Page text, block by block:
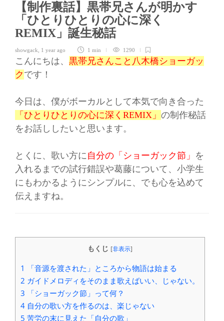
【制作裏話】黒帯兄さんが明かす
「ひとりひとりの心に深く
REMIX」誕生秘話
showgack 1 year ago 1 min 1290
こんにちは、 黒帯兄さんこと八木橋ショーガッ
ク です！
今日は、僕がボーカルとして本気で向き合った
「ひとりひとりの心に深くREMIX」 の制作秘話
をお話ししたいと思います。
とくに、歌い方に自分の「ショーガック節」 を
入れるまでの試行錯誤や葛藤について、小学生
にもわかるようにシンプルに、でも心を込めて
伝えますね。
もくじ [非表示]
1
「音源を渡された」ところから物語は始まる
2 ガイドメロディをそのまま歌えばいい、じゃない。
3 「ショーガック節」って何？
4 自分の歌い方を作るのは、楽じゃない
5 苦労の末に見えた「自分の歌」